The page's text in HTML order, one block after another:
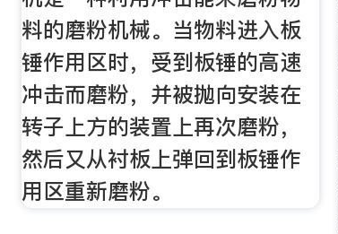
料的磨粉机械。当物料进入板
锤作用区时，受到板锤的高速
冲击而磨粉，并被抛向安装在
转子上方的装置上再次磨粉，
然后又从衬板上弹回到板锤作
用区重新磨粉。